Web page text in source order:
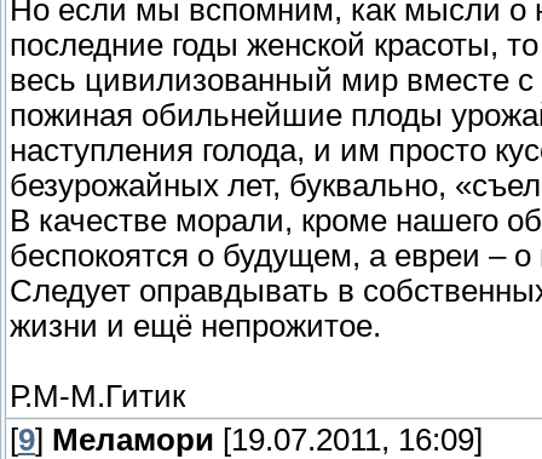
Но если мы вспомним, как мысли о
последние годы женской красоты,
весь цивилизованный мир вместе
пожиная обильнейшие плоды
наступления голода, и им просто
безурожайных лет, буквально,
В качестве морали, кроме нашего
беспокоятся о будущем, а евреи –
Следует оправдывать в
жизни и ещё непрожитое.
Р.М-М.Гитик
[9] Меламори [19.07.2011, 16:09]